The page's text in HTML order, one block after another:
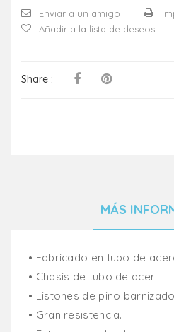
Enviar a un amigo
Añadir a la lista de deseos
Share :
MÁS
• Fabricado en tubo de
• Chasis de tubo de acer
• Listones de pino barnizado
• Gran resistencia.